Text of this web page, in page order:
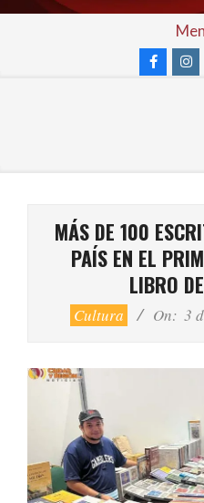
Skip
MÁS DE 100
PAÍS EN EL
LIBRO
Cultura On: 3